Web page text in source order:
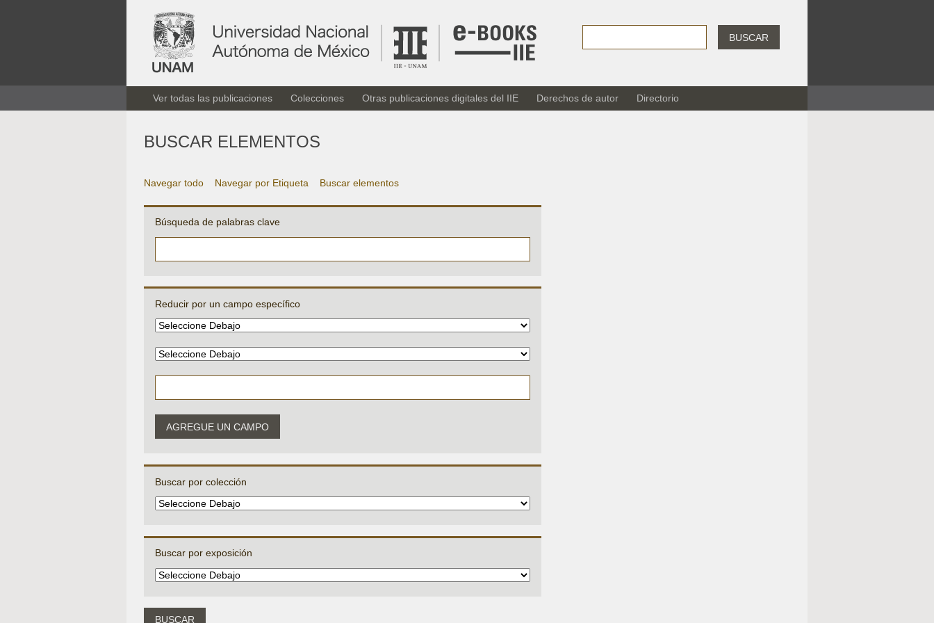
BUSCAR
Ver todas las publicaciones Colecciones Otras publicaciones digitales del IIE Derechos de autor Directorio
BUSCAR ELEMENTOS
Navegar todo Navegar por Etiqueta Buscar elementos
Búsqueda de palabras clave
Reducir por un campo específico
AGREGUE UN CAMPO
Buscar por colección
Buscar por exposición